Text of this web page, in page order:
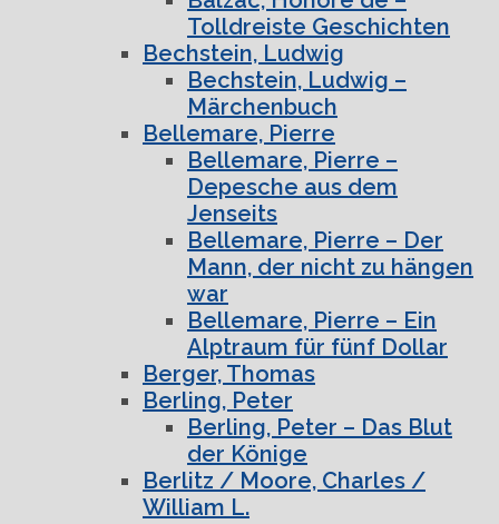
Tolldreiste Geschichten
Bechstein, Ludwig
Bechstein, Ludwig –
Märchenbuch
Bellemare, Pierre
Bellemare, Pierre –
Depesche aus dem
Jenseits
Bellemare, Pierre – Der
Mann, der nicht zu hängen
war
Bellemare, Pierre – Ein
Alptraum für fünf Dollar
Berger, Thomas
Berling, Peter
Berling, Peter – Das Blut
der Könige
Berlitz / Moore, Charles /
William L.